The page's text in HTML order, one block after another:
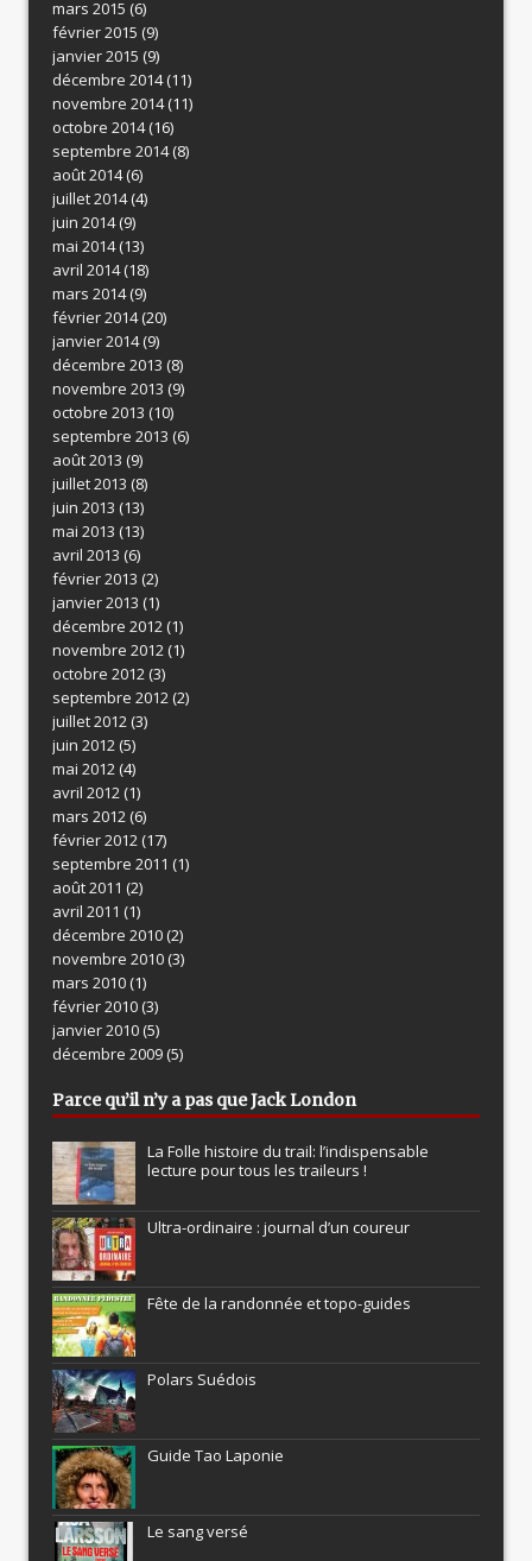
mars 2015 (6)
février 2015 (9)
janvier 2015 (9)
décembre 2014(11)
novembre 2014(11)
octobre 2014(16)
septembre 2014(8)
août 2014(6)
juillet 2014(4)
juin 2014(9)
mai 2014(13)
avril 2014(18)
mars 2014(9)
février 2014(20)
janvier 2014(9)
décembre 2013 (8)
novembre 2013 (9)
octobre 2013 (10)
septembre 2013 (6)
août 2013 (9)
juillet 2013 (8)
juin 2013 (13)
mai 2013 (13)
avril 2013 (6)
février 2013 (2)
janvier 2013 (1)
décembre 2012(1)
novembre 2012(1)
octobre 2012(3)
septembre 2012(2)
juillet 2012(3)
juin 2012(5)
mai 2012(4)
avril 2012(1)
mars 2012(6)
février 2012(17)
septembre 2011 (1)
août 2011 (2)
avril 2011 (1)
décembre 2010(2)
novembre 2010(3)
mars 2010(1)
février 2010(3)
janvier 2010(5)
décembre 2009(5)
Parce qu’il n’y a pas que Jack London
La Folle histoire du trail: l’indispensable
lecture pour tous les traileurs !
Ultra-ordinaire : journal d’un coureur
Fête de la randonnée et topo-guides
Polars Suédois
Guide Tao Laponie
Le sang versé